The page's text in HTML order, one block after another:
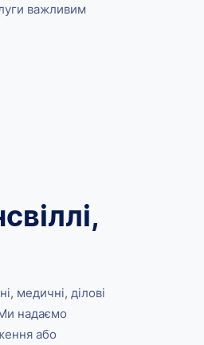
важливим
медичні, ділові
надаємо
або